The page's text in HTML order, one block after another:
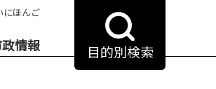
にほんご
情報 目的別検索